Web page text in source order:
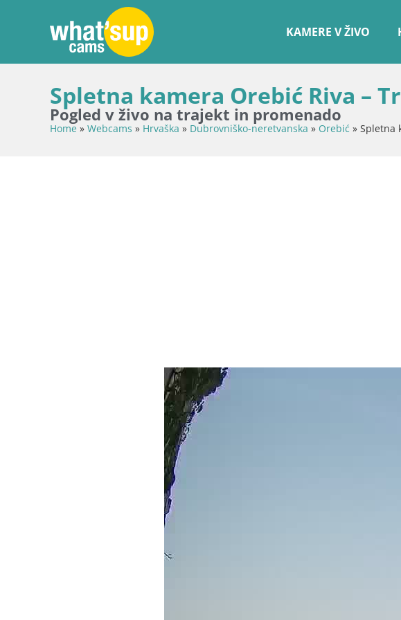
KAMERE V ŽIVO
Spletna kamera Orebić Riva –
Pogled v živo na trajekt in promenado
Home » Webcams » Hrvaška » Dubrovniško-neretvanska » Orebić » Spletna